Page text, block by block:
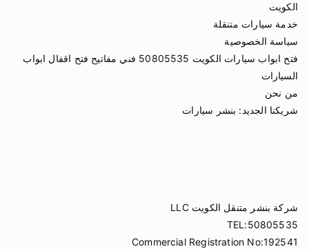
الكويت
خدمة سيارات متنقلة
سياسة الخصوصية
فتح ابواب سيارات الكويت 50805535 فني مفاتيح فتح اقفال ابواب
السيارات
من نحن
شريكنا الجديد: بنشر سيارات
شركة بنشر متنقل الكويت LLC
TEL:50805535
Commercial Registration No:192541